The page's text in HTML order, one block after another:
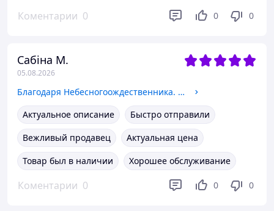
Коментарии 0 0 0
Сабіна М.
05.08.2026
Благодаря Небесногоождественника. Том 4. Мосян Тонсьов. BookChef
Актуальное описание
Быстро отправили
Вежливый продавец
Актуальная цена
Товар был в наличии
Хорошее обслуживание
Коментарии 0 0 0